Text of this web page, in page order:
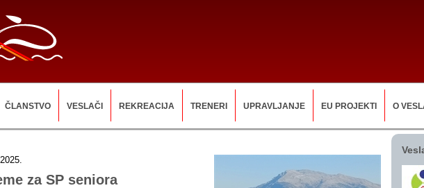
ČLANSTVO VESLAČI REKREACIJA TRENERI UPRAVLJANJE EU PROJEKTI O
za SP seniora